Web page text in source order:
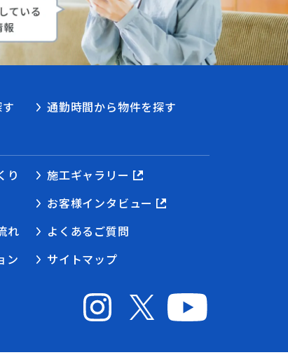
通勤時間から物件を探す
り
施工ギャラリー
お客様インタビュー
れ
よくあるご質問
ン
サイトマップ